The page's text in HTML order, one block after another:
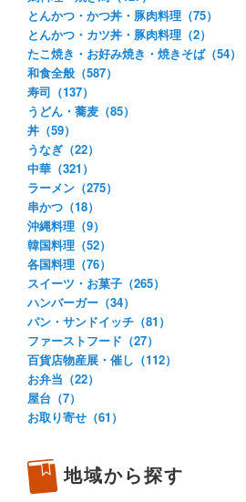
とんかつ・かつ丼・豚肉料理（75）
とんかつ・カツ丼・豚肉料理（2）
たこ焼き・お好み焼き・焼きそば（54）
和食全般（587）
寿司（137）
うどん・蕎麦（85）
丼（59）
うなぎ（22）
中華（321）
ラーメン（275）
串かつ（18）
沖縄料理（9）
韓国料理（52）
各国料理（76）
スイーツ・お菓子（265）
ハンバーガー（34）
パン・サンドイッチ（81）
ファーストフード（27）
百貨店物産展・催し（112）
お弁当（22）
屋台（7）
お取り寄せ（61）
地域から探す